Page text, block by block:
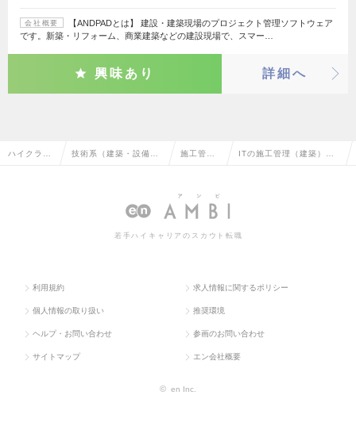
会社概要
【ANDPADとは】 建設・建築現場のプロジェクト管理ソフトウェア
です。新築・リフォーム、商業建築などの建設現場で、スマー…
興味あり 詳細へ
ハイクラス 技術系（建築・設備・ 施工管理 ITの施工管理（建築）の
若手ハイキャリアのスカウト転職
利用規約 求人情報に関するポリシー
個人情報の取り扱い 推奨環境
ヘルプ・お問い合わせ 参画のお問い合わせ
サイトマップ エン会社概要
© en Inc.